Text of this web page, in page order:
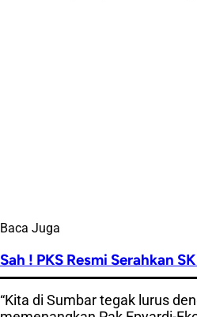
Baca Juga
Sah ! PKS Resmi Serahkan
“Kita di Sumbar tegak lurus